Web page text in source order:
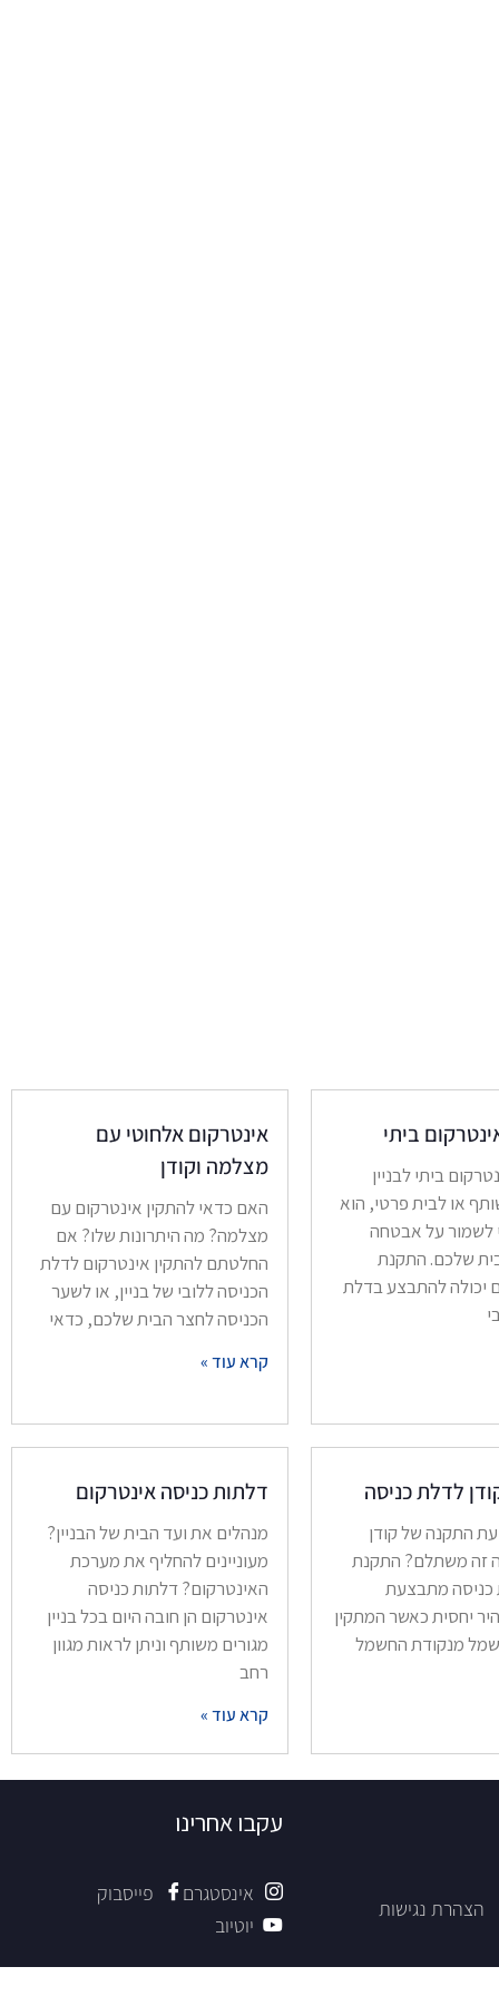
ביתי
ביתי לבניין
או לבית פרטי, הוא
לשמור על אבטחה
שלכם. התקנת
יכולה להתבצע בדלת
אינטרקום אלחוטי עם
מצלמה וקודן
האם כדאי להתקין אינטרקום עם
מצלמה? מה היתרונות שלו? אם
החלטתם להתקין אינטרקום לדלת
הכניסה ללובי של בניין, או לשער
הכניסה לחצר הבית שלכם, כדאי
קרא עוד »
לדלת כניסה
התקנה של קודן
זה משתלם? התקנת
כניסה מתבצעת
יחסית כאשר המתקין
מנקודת החשמל
דלתות כניסה אינטרקום
מנהלים את ועד הבית של הבניין?
מעוניינים להחליף את מערכת
האינטרקום? דלתות כניסה
אינטרקום הן חובה היום בכל בניין
מגורים משותף וניתן לראות מגוון
רחב
קרא עוד »
הצהרת נגישות
עקבו אחרינו
אינסטגרם
פייסבוק
יוטיוב